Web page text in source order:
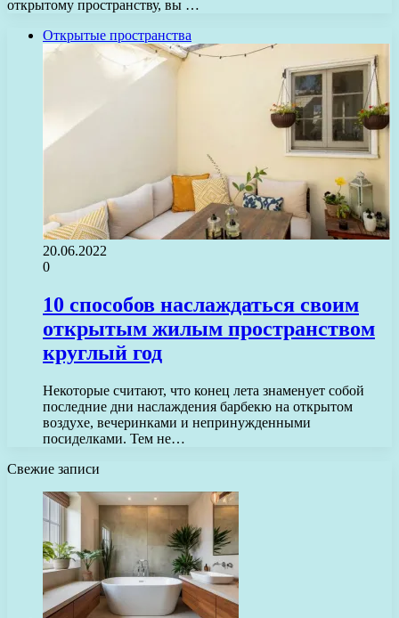
открытому пространству, вы …
Открытые пространства
20.06.2022
0
10 способов наслаждаться своим
открытым жилым пространством
круглый год
Некоторые считают, что конец лета знаменует собой
последние дни наслаждения барбекю на открытом
воздухе, вечеринками и непринужденными
посиделками. Тем не…
Свежие записи